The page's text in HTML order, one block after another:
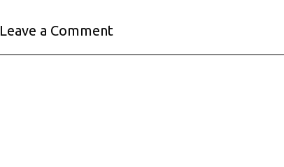
Leave a Comment